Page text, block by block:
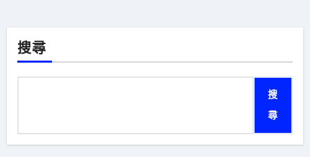
搜尋
搜
尋